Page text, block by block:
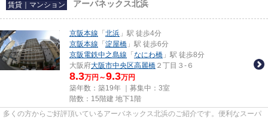
賃貸｜マンション アーバネックス北浜
京阪本線 「 北浜 」駅 徒歩4分
京阪本線 「 淀屋橋 」駅 徒歩6分
京阪電鉄中之島線 「 なにわ橋 」駅 徒歩8分
大阪府大阪市中央区高麗橋 ２丁目３-６
8.3万円～9.3万円
築年数：築19年 ｜募集中： 3室
階数：15階建 地下1階
多くの方からご好評頂いているアーバネックス北浜のご紹介です。便利なスーパ